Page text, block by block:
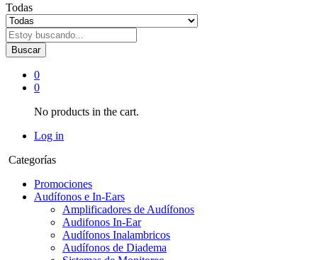
Todas
Buscar
0
0
No products in the cart.
Log in
Categorías
Promociones
Audífonos e In-Ears
Amplificadores de Audífonos
Audifonos In-Ear
Audífonos Inalambricos
Audífonos de Diadema